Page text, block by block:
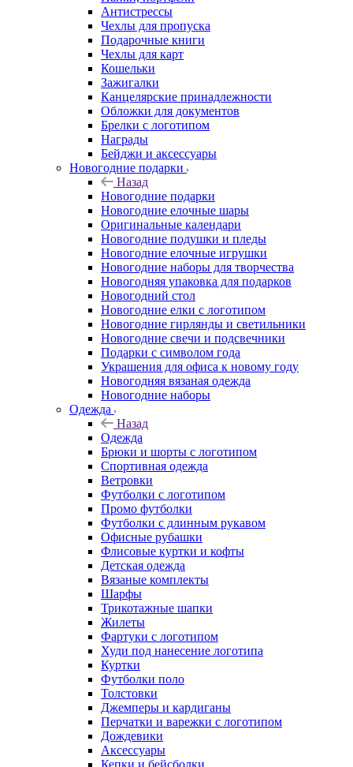
Антистрессы
Чехлы для пропуска
Подарочные книги
Чехлы для карт
Кошельки
Зажигалки
Канцелярские принадлежности
Обложки для документов
Брелки с логотипом
Награды
Бейджи и аксессуары
Новогодние подарки
Назад
Новогодние подарки
Новогодние елочные шары
Оригинальные календари
Новогодние подушки и пледы
Новогодние елочные игрушки
Новогодние наборы для творчества
Новогодняя упаковка для подарков
Новогодний стол
Новогодние елки с логотипом
Новогодние гирлянды и светильники
Новогодние свечи и подсвечники
Подарки с символом года
Украшения для офиса к новому году
Новогодняя вязаная одежда
Новогодние наборы
Одежда
Назад
Одежда
Брюки и шорты с логотипом
Спортивная одежда
Ветровки
Футболки с логотипом
Промо футболки
Футболки с длинным рукавом
Офисные рубашки
Флисовые куртки и кофты
Детская одежда
Вязаные комплекты
Шарфы
Трикотажные шапки
Жилеты
Фартуки с логотипом
Худи под нанесение логотипа
Куртки
Футболки поло
Толстовки
Джемперы и кардиганы
Перчатки и варежки с логотипом
Дождевики
Аксессуары
Кепки и бейсболки